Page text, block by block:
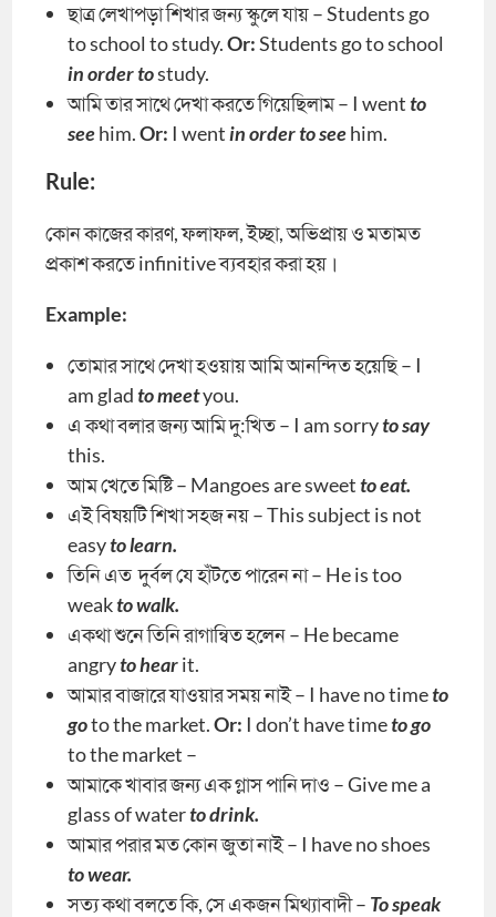
ছাত্র লেখাপড়া শিখার জন্য স্কুলে যায় – Students go
to school to study.Or:Students go to school
in order tostudy.
আমি তার সাথে দেখা করতে গিয়েছিলাম – I wentto
seehim.Or: I wentin orderto seehim.
Rule:
কোন কাজের কারণ, ফলাফল, ইচ্ছা, অভিপ্রায় ও মতামত
প্রকাশ করতে infinitive ব্যবহার করা হয়।
Example:
তোমার সাথে দেখা হওয়ায় আমি আনন্দিত হয়েছি – I
am gladto meetyou.
এ কথা বলার জন্য আমি দু:খিত – I am sorryto say
this.
আম খেতে মিষ্টি – Mangoes are sweetto eat.
এই বিষয়টি শিখা সহজ নয় – This subject is not
easyto learn.
তিনি এত দুর্বল যে হাঁটতে পারেন না – He is too
weakto walk.
একথা শুনে তিনি রাগান্বিত হলেন – He became
angryto hearit.
আমার বাজারে যাওয়ার সময় নাই – I have no timeto
goto the market.Or: I don’t have timeto go
to the market –
আমাকে খাবার জন্য এক গ্লাস পানি দাও – Give me a
glass of waterto drink.
আমার পরার মত কোন জুতা নাই – I have no shoes
to wear.
সত্য কথা বলতে কি, সে একজন মিথ্যাবাদী – To speak